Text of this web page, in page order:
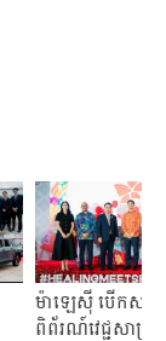
ម៉ាឡេស៊ី បើកសម្ព
ពិព័រណ៍វេជ្ជសាស្ត្